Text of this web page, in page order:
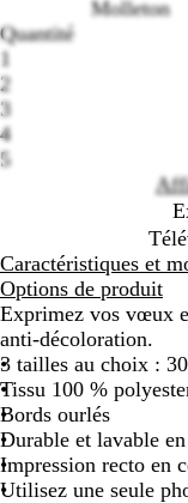
Molleton
Quantité
1
2
3
4
5
Caractéristiques et
Options de produit
Exprimez vos vœux
anti-décoloration.
3 tailles au choix :
Tissu 100 %
Bords ourlés
Durable et lavable
Impression recto en
Utilisez une seule